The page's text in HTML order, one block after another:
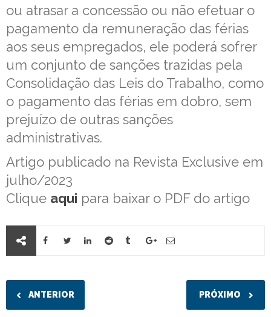
ou atrasar a concessão ou não efetuar o
pagamento da remuneração das férias
aos seus empregados, ele poderá sofrer
um conjunto de sanções trazidas pela
Consolidação das Leis do Trabalho, como
o pagamento das férias em dobro, sem
prejuízo de outras sanções
administrativas.
Artigo publicado na Revista Exclusive em
julho/2023
Clique aqui para baixar o PDF do artigo
PRÓXIMO
ANTERIOR